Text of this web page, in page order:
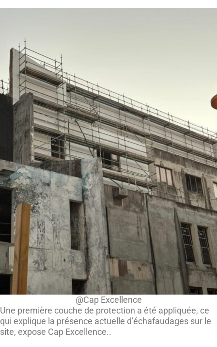
@Cap Excellence
Une première couche de protection a été appliquée, ce
qui explique la présence actuelle d’échafaudages sur le
site, expose Cap Excellence..